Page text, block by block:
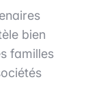
bien
familles